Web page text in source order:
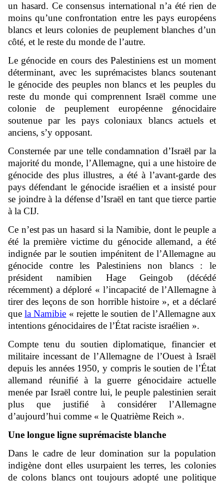
un hasard. Ce consensus international n’a été rien de
moins qu’une confrontation entre les pays européens
blancs et leurs colonies de peuplement blanches d’un
côté, et le reste du monde de l’autre.
Le génocide en cours des Palestiniens est un moment
déterminant, avec les suprémacistes blancs soutenant
le génocide des peuples non blancs et les peuples du
reste du monde qui comprennent Israël comme une
colonie de peuplement européenne génocidaire
soutenue par les pays coloniaux blancs actuels et
anciens, s’y opposant.
Consternée par une telle condamnation d’Israël par la
majorité du monde, l’Allemagne, qui a une histoire de
génocide des plus illustres, a été à l’avant-garde des
pays défendant le génocide israélien et a insisté pour
se joindre à la défense d’Israël en tant que tierce partie
à la CIJ.
Ce n’est pas un hasard si la Namibie, dont le peuple a
été la première victime du génocide allemand, a été
indignée par le soutien impénitent de l’Allemagne au
génocide contre les Palestiniens non blancs : le
président namibien Hage Geingob (décédé
récemment) a déploré « l’incapacité de l’Allemagne à
tirer des leçons de son horrible histoire », et a déclaré
quela Namibie « rejette le soutien de l’Allemagne aux
intentions génocidaires de l’État raciste israélien ».
Compte tenu du soutien diplomatique, financier et
militaire incessant de l’Allemagne de l’Ouest à Israël
depuis les années 1950, y compris le soutien de l’État
allemand réunifié à la guerre génocidaire actuelle
menée par Israël contre lui, le peuple palestinien serait
plus que justifié à considérer l’Allemagne
d’aujourd’hui comme « le Quatrième Reich ».
Une longue ligne suprémaciste blanche
Dans le cadre de leur domination sur la population
indigène dont elles usurpaient les terres, les colonies
de colons blancs ont toujours adopté une politique